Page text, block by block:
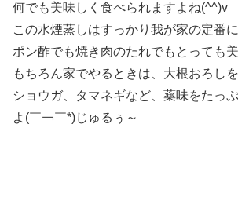
何でも美味しく食べられますよね(^^)v
この水煙蒸しはすっかり我が家の定番に
ポン酢でも焼き肉のたれでもとっても
もちろん家でやるときは、大根おろし
ショウガ、タマネギなど、薬味をたっ
よ(￣￢￣*)じゅるぅ～